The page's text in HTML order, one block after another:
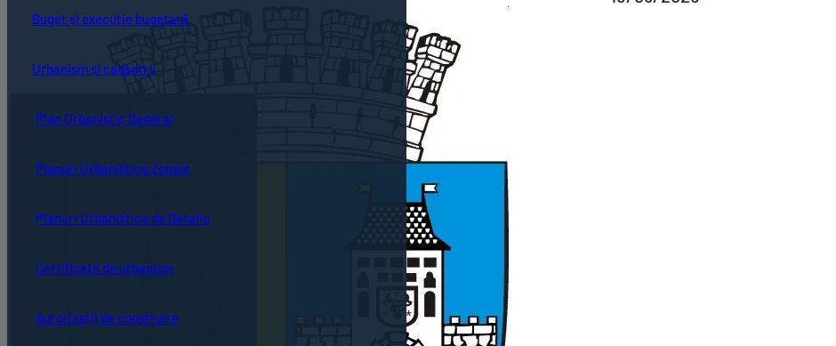
Buget și execuție bugetară
Urbanism și cadastru
Plan Urbanistic General
Planuri Urbanistice Zonale
Planuri Urbanistice de Detaliu
Certificate de urbanism
Autorizații de construire